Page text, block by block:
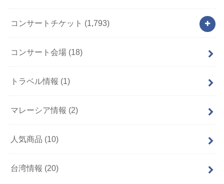
コンサートチケット (1,793)
コンサート会場 (18)
トラベル情報 (1)
マレーシア情報 (2)
人気商品 (10)
台湾情報 (20)